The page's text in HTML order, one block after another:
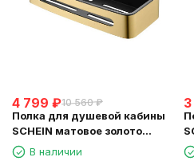
4 799 ₽10 560 ₽
Полка для душевой кабины
SCHEIN матовое золото
(9327BG)
В наличии